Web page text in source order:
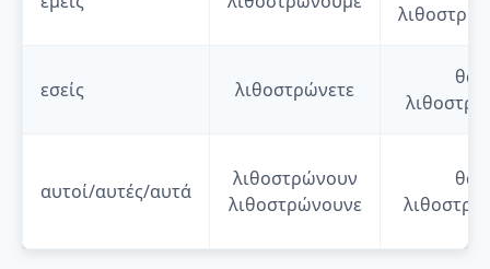
εσείς λιθοστρώνετε
θα
αυτοί/αυτές/αυτά
λιθοστρώνουν
λιθοστρώνουνε
θα